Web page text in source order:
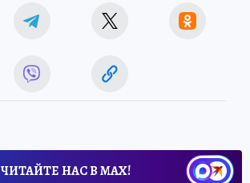
ЧИТАЙТЕ НАС В МАХ!